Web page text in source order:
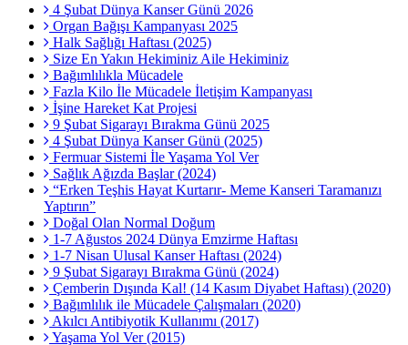
4 Şubat Dünya Kanser Günü 2026
Organ Bağışı Kampanyası 2025
Halk Sağlığı Haftası (2025)
Size En Yakın Hekiminiz Aile Hekiminiz
Bağımlılıkla Mücadele
Fazla Kilo İle Mücadele İletişim Kampanyası
İşine Hareket Kat Projesi
9 Şubat Sigarayı Bırakma Günü 2025
4 Şubat Dünya Kanser Günü (2025)
Fermuar Sistemi İle Yaşama Yol Ver
Sağlık Ağızda Başlar (2024)
“Erken Teşhis Hayat Kurtarır- Meme Kanseri Taramanızı
Yaptırın”
Doğal Olan Normal Doğum
1-7 Ağustos 2024 Dünya Emzirme Haftası
1-7 Nisan Ulusal Kanser Haftası (2024)
9 Şubat Sigarayı Bırakma Günü (2024)
Çemberin Dışında Kal! (14 Kasım Diyabet Haftası) (2020)
Bağımlılık ile Mücadele Çalışmaları (2020)
Akılcı Antibiyotik Kullanımı (2017)
Yaşama Yol Ver (2015)